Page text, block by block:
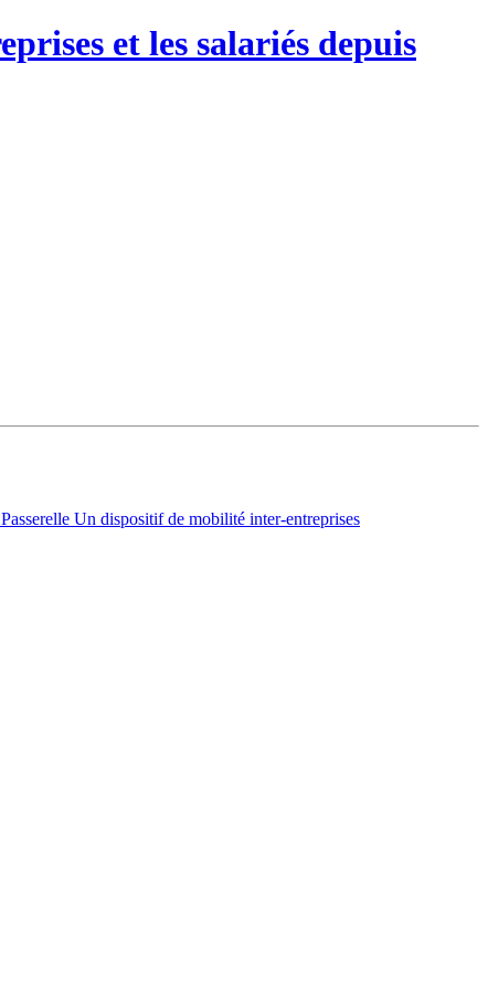
Passerelle Un dispositif de mobilité inter-entreprises